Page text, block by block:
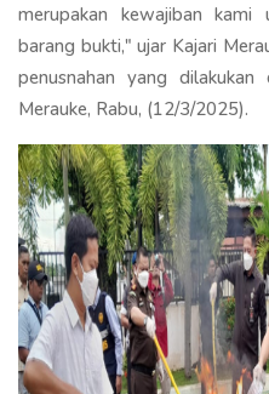
merupakan kewajiban kami
barang bukti," ujar Kajari
penusnahan yang
Merauke, Rabu, (12/3/2025).